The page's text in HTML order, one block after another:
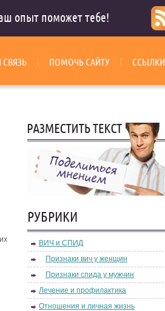
опыт поможет тебе!
СВЯЗЬ ПОМОЧЬ САЙТУ ССЫЛКИ
РУБРИКИ
ВИЧ и СПИД
Признаки вич у женщин
Признаки спида у мужчин
Лечение и профилактика
Отношения и личная жизнь